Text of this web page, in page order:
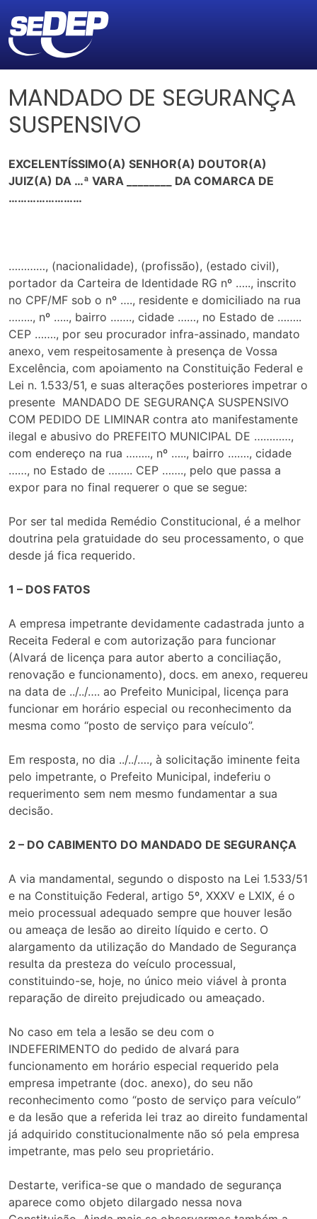
MANDADO DE SEGURANÇA
SUSPENSIVO
EXCELENTÍSSIMO(A) SENHOR(A) DOUTOR(A)
JUIZ(A) DA …ª VARA ________ DA COMARCA DE
……………………
…………, (nacionalidade), (profissão), (estado civil),
portador da Carteira de Identidade RG nº ….., inscrito
no CPF/MF sob o nº …., residente e domiciliado na rua
…….., nº ….., bairro ……., cidade ……, no Estado de ……..
CEP ……., por seu procurador infra-assinado, mandato
anexo, vem respeitosamente à presença de Vossa
Excelência, com apoiamento na Constituição Federal e
Lei n. 1.533/51, e suas alterações posteriores impetrar o
presente MANDADO DE SEGURANÇA SUSPENSIVO
COM PEDIDO DE LIMINAR contra ato manifestamente
ilegal e abusivo do PREFEITO MUNICIPAL DE …………,
com endereço na rua …….., nº ….., bairro ……., cidade
……, no Estado de …….. CEP ……., pelo que passa a
expor para no final requerer o que se segue:
Por ser tal medida Remédio Constitucional, é a melhor
doutrina pela gratuidade do seu processamento, o que
desde já fica requerido.
1 – DOS FATOS
A empresa impetrante devidamente cadastrada junto a
Receita Federal e com autorização para funcionar
(Alvará de licença para autor aberto a conciliação,
renovação e funcionamento), docs. em anexo, requereu
na data de ../../…. ao Prefeito Municipal, licença para
funcionar em horário especial ou reconhecimento da
mesma como “posto de serviço para veículo”.
Em resposta, no dia ../../…., à solicitação iminente feita
pelo impetrante, o Prefeito Municipal, indeferiu o
requerimento sem nem mesmo fundamentar a sua
decisão.
2 – DO CABIMENTO DO MANDADO DE SEGURANÇA
A via mandamental, segundo o disposto na Lei 1.533/51
e na Constituição Federal, artigo 5º, XXXV e LXIX, é o
meio processual adequado sempre que houver lesão
ou ameaça de lesão ao direito líquido e certo. O
alargamento da utilização do Mandado de Segurança
resulta da presteza do veículo processual,
constituindo-se, hoje, no único meio viável à pronta
reparação de direito prejudicado ou ameaçado.
No caso em tela a lesão se deu com o
INDEFERIMENTO do pedido de alvará para
funcionamento em horário especial requerido pela
empresa impetrante (doc. anexo), do seu não
reconhecimento como “posto de serviço para veículo”
e da lesão que a referida lei traz ao direito fundamental
já adquirido constitucionalmente não só pela empresa
impetrante, mas pelo seu proprietário.
Destarte, verifica-se que o mandado de segurança
aparece como objeto dilargado nessa nova